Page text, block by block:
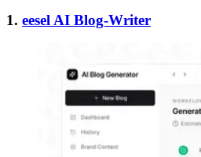
1. eesel AI Blog-Writer